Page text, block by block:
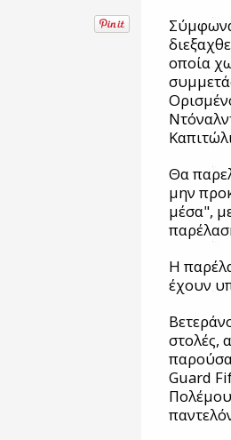
οποία
Θα
μην
μέσα",
Η
έχουν
στολές,
Guard
Πολέμου